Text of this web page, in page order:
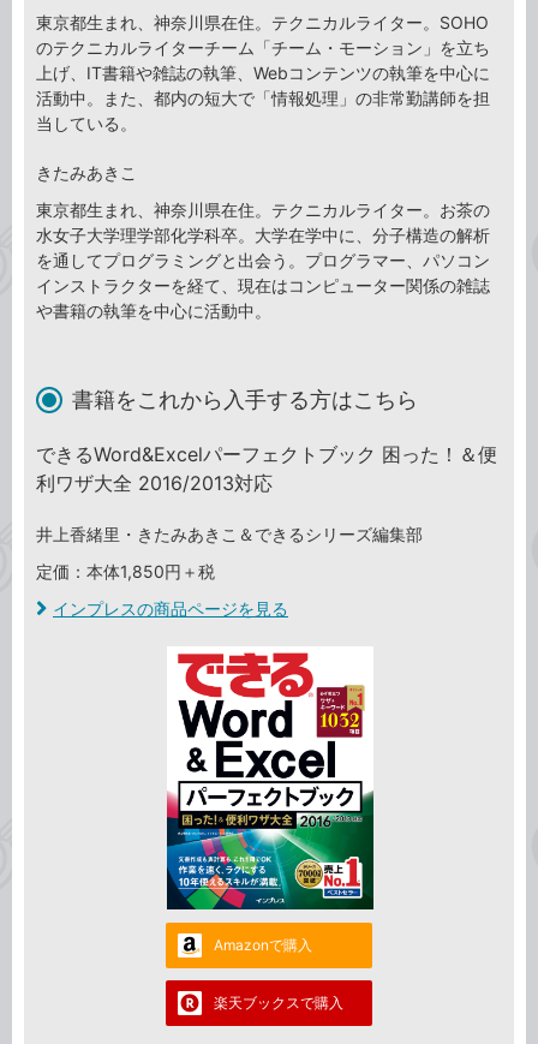
東京都生まれ、神奈川県在住。テクニカルライター。SOHO
のテクニカルライターチーム「チーム・モーション」を立ち
上げ、IT書籍や雑誌の執筆、Webコンテンツの執筆を中心に
活動中。また、都内の短大で「情報処理」の非常勤講師を担
当している。
きたみあきこ
東京都生まれ、神奈川県在住。テクニカルライター。お茶の
水女子大学理学部化学科卒。大学在学中に、分子構造の解析
を通してプログラミングと出会う。プログラマー、パソコン
インストラクターを経て、現在はコンピューター関係の雑誌
や書籍の執筆を中心に活動中。
書籍をこれから入手する方はこちら
できるWord&Excelパーフェクトブック 困った！＆便
利ワザ大全 2016/2013対応
井上香緒里・きたみあきこ＆できるシリーズ編集部
定価：本体1,850円＋税
インプレスの商品ページを見る
Amazonで購入
楽天ブックスで購入